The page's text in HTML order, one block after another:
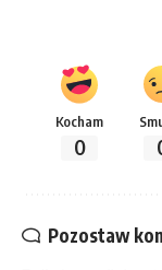
Kocham
0
Pozostaw